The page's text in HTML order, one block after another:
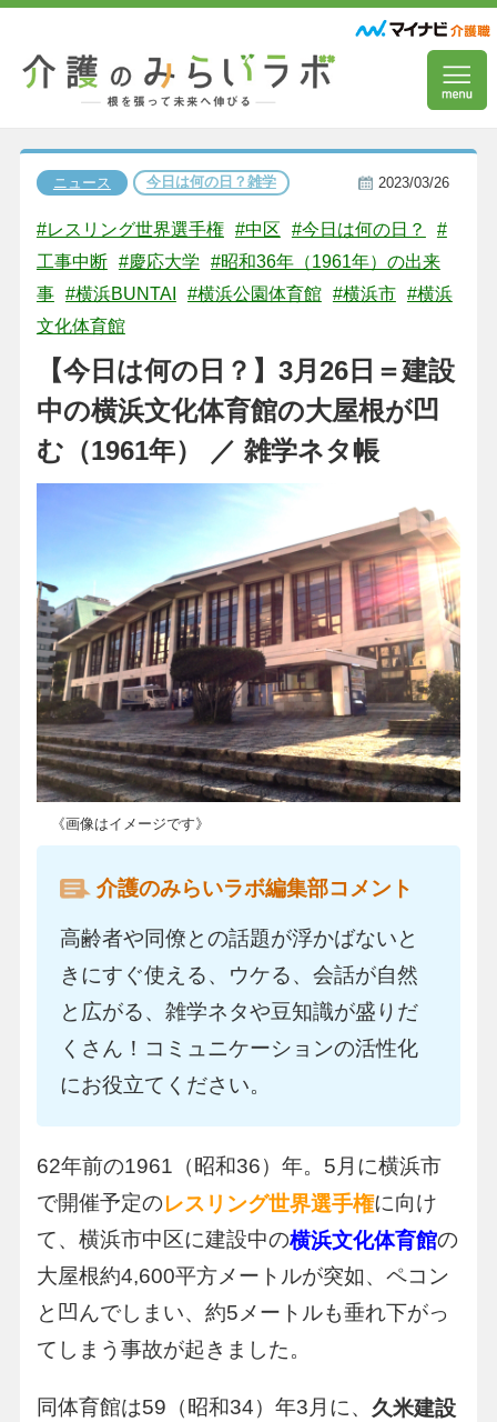
ニュース 今日は何の日？雑学 2023/03/26
#レスリング世界選手権 #中区 #今日は何の日？
#
工事中断 #慶応大学
#昭和36年（1961年）の出来
事 #横浜BUNTAI #横浜公園体育館 #横浜市 #横浜
文化体育館
【今日は何の日？】3月26日＝建設
中の横浜文化体育館の大屋根が凹
む（1961年） ／ 雑学ネタ帳
《画像はイメージです》
介護のみらいラボ編集部コメント
高齢者や同僚との話題が浮かばないと
きにすぐ使える、ウケる、会話が自然
と広がる、雑学ネタや豆知識が盛りだ
くさん！コミュニケーションの活性化
にお役立てください。
62年前の1961（昭和36）年。5月に横浜市
で開催予定のレスリング世界選手権に向け
て、横浜市中区に建設中の横浜文化体育館の
大屋根約4,600平方メートルが突如、ペコン
と凹んでしまい、約5メートルも垂れ下がっ
てしまう事故が起きました。
同体育館は59（昭和34）年3月に、 久米建設